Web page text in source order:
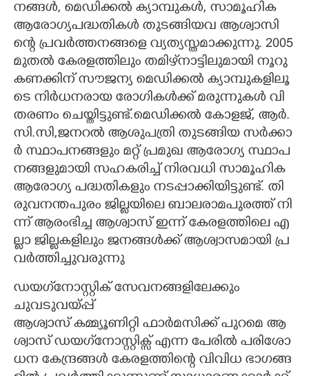
ന​ങ്ങ​ൾ,​ ​മെ​ഡി​ക്ക​ൽ​ ​ക്യാ​മ്പു​ക​ൾ,​ ​സാ​മൂ​ഹി​ക​ ​
ആ​രോ​ഗ്യ​പ​ദ്ധ​തി​ക​ൾ​ ​തു​ട​ങ്ങി​യ​വ​ ​ആ​ശ്വാ​സി​
ന്റെ​ ​പ്ര​വ​ർ​ത്ത​ന​ങ്ങ​ളെ​ ​വ്യ​ത്യ​സ്ത​മാ​ക്കു​ന്നു. 2005​
​മു​ത​ൽ​ ​കേ​ര​ള​ത്തി​ലും​ ​ത​മി​ഴ്‌നാട്ടി​ലു​മാ​യി​ ​നൂ​റു​
ക​ണ​ക്കി​ന് ​സൗ​ജ​ന്യ​ ​മെ​ഡി​ക്ക​ൽ​ ​ക്യാ​മ്പു​ക​ളി​ലൂ​
ടെ​ ​നി​ർ​ധ​ന​രാ​യ​ ​രോ​ഗി​ക​ൾ​ക്ക് ​മ​രു​ന്നു​ക​ൾ​ ​വി​
ത​ര​ണം​ ​ചെ​യ്തി​ട്ടു​ണ്ട്.​മെ​ഡി​ക്ക​ൽ​ ​കോ​ള​ജ്,​ ​ആ​ർ.​
സി.​സി,​ജ​ന​റ​ൽ​ ​ആ​ശു​പ​ത്രി​ ​തു​ട​ങ്ങി​യ​ ​സ​ർ​ക്കാ​
ർ​ ​സ്ഥാ​പ​ന​ങ്ങ​ളും​ ​മ​റ്റ് പ്ര​മു​ഖ​ ​ആ​രോ​ഗ്യ​ ​സ്ഥാ​പ​
ന​ങ്ങ​ളു​മാ​യി​ ​സ​ഹ​ക​രി​ച്ച് ​നി​ര​വ​ധി​ ​സാ​മൂ​ഹി​ക​ ​
ആ​രോ​ഗ്യ​ ​പ​ദ്ധ​തി​ക​ളും​ ​ന​ട​പ്പാ​ക്കി​യി​ട്ടു​ണ്ട്. തി​
രു​വ​ന​ന്ത​പു​രം​ ​ജി​ല്ല​യി​ലെ​ ​ബാ​ല​രാ​മ​പു​ര​ത്ത് നി​
ന്ന് ആ​രം​ഭി​ച്ച​ ആ​ശ്വാ​സ് ഇ​ന്ന് കേ​ര​ള​ത്തി​ലെ​ എ​
ല്ലാ ​ജി​ല്ല​ക​ളി​ലും​ ജ​ന​ങ്ങ​ൾ​ക്ക് ​ആ​ശ്വാ​സ​മാ​യി​ ​പ്ര​
വ​ർ​ത്തി​ച്ചു​വ​രു​ന്നു
ഡ​യ​ഗ്‌​നോ​സ്റ്റി​ക് ​സേ​വ​ന​ങ്ങ​ളി​ലേ​ക്കും​ ​
ചു​വ​ടു​വയ്പ്പ്
ആ​ശ്വാ​സ് ​ക​മ്മ്യൂ​ണി​റ്റി​ ​ഫാ​ർ​മ​സി​ക്ക് ​പു​റ​മെ​ ​ആ​
ശ്വാ​സ് ​ഡ​യ​ഗ്‌​നോ​സ്റ്റി​ക്സ് ​എ​ന്ന​ ​പേ​രി​ൽ​ ​പ​രി​ശോ​
ധ​ന​ ​കേ​ന്ദ്ര​ങ്ങ​ൾ​ ​കേ​ര​ള​ത്തി​ന്റെ​ ​വി​വി​ധ​ ​ഭാ​ഗ​ങ്ങ​